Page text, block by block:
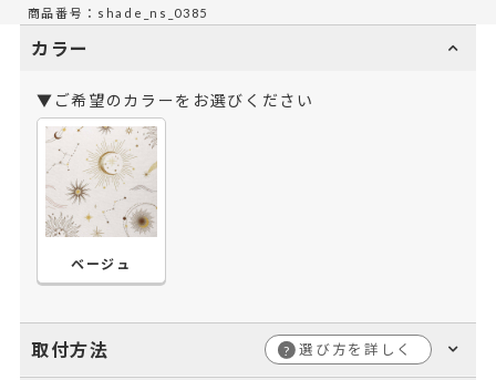
商品番号：shade_ns_0385
カラー
▼ご希望のカラーをお選びください
ベージュ
取付方法 ? 選び方を詳しく